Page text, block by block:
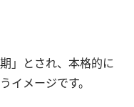
」とされ、本格的に
イメージです。